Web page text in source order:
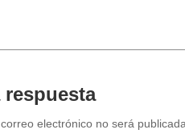
respuesta
electrónico no será